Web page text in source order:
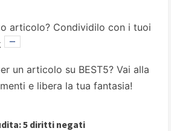
articolo? Condividilo con i tuoi
un articolo su BEST5? Vai alla
e libera la tua fantasia!
5 diritti negati